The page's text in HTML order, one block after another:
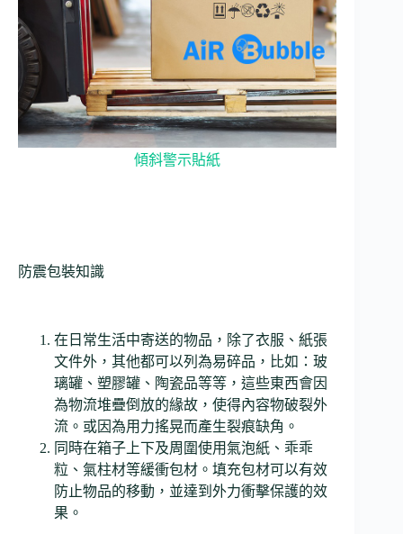
傾斜警示貼紙
防震包裝知識
在日常生活中寄送的物品，除了衣服、紙張
文件外，其他都可以列為易碎品，比如：玻
璃罐、塑膠罐、陶瓷品等等，這些東西會因
為物流堆疊倒放的緣故，使得內容物破裂外
流。或因為用力搖晃而產生裂痕缺角。
同時在箱子上下及周圍使用氣泡紙、乖乖
粒、氣柱材等緩衝包材。填充包材可以有效
防止物品的移動，並達到外力衝擊保護的效
果。